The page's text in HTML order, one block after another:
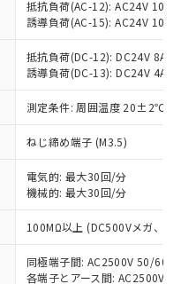
抵抗負荷(AC-12): AC24V 10A/
誘導負荷(AC-15): AC24V
抵抗負荷(DC-12): DC24V 8A/
誘導負荷(DC-13): DC24V 4A/
測定条件: 周囲温度 20±2℃、
ねじ締め端子 (M3.5)
電気的: 最大30回/分
機械的: 最大30回/分
100MΩ以上 (DC500Vメガ、点
同極端子間: AC2500V 50/
各端子とアース間: AC2500V
となる商品もある
い。
価格照会結果は、
時点での社内デー
るものであり、閲
際の在庫および標
び標準価格はお客
はお客様担当のオ
店・当社販売員に
売店や当社販売拠
ーク
」をご確認
含有部品として
した場合などや
ります。
、ポリ臭化ビフェニル
ジフェニルエーテル類
ビス(2-エチルヘキシ
、フタル酸ジブチル
酸ジイソブチル
いては閾値を超える意
います。
率が中国RoHSの
示します。
販売部門へお問
T26572)：
、 Cd(カドミウ
ポリ臭化ビフェ
、 DIBP(フタル酸ジ
タル酸ブチルベンジ
シル)) : 1000ppm
製品のうち、外国
法に定める商品
という）を輸出
する場合は、日本
たは役務取引許
必要な手続きを
棄する場合は、完
違法に輸出されな
講じます。
核兵器、ミサイ
器またはその他
製造装置等に一切
庫あり
ないが在庫あり
在庫状況につ
のお取引先、ま
のオムロン制御